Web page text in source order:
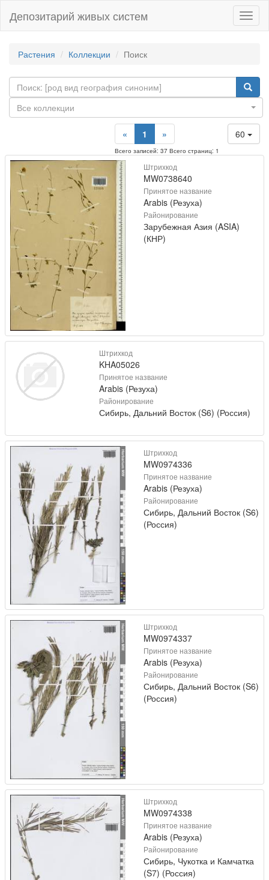
Депозитарий живых систем
Растения Коллекции Поиск
Все коллекции
60
« 1 »
Всего записей: 37 Всего страниц: 1
Штрихкод
MW0738640
Принятое название
Arabis (Резуха)
Районирование
Зарубежная Азия (ASIA)
(КНР)
Штрихкод
KHA05026
Принятое название
Arabis (Резуха)
Районирование
Сибирь, Дальний Восток (S6) (Россия)
Штрихкод
MW0974336
Принятое название
Arabis (Резуха)
Районирование
Сибирь, Дальний Восток (S6)
(Россия)
Штрихкод
MW0974337
Принятое название
Arabis (Резуха)
Районирование
Сибирь, Дальний Восток (S6)
(Россия)
Штрихкод
MW0974338
Принятое название
Arabis (Резуха)
Районирование
Сибирь, Чукотка и Камчатка
(S7) (Россия)